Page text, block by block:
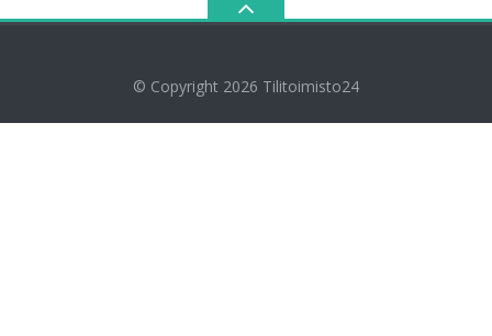
© Copyright 2026 Tilitoimisto24